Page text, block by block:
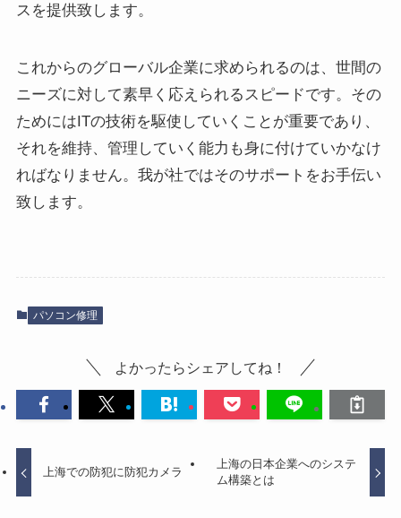
スを提供致します。
これからのグローバル企業に求められるのは、世間の
ニーズに対して素早く応えられるスピードです。その
ためにはITの技術を駆使していくことが重要であり、
それを維持、管理していく能力も身に付けていかなけ
ればなりません。我が社ではそのサポートをお手伝い
致します。
パソコン修理
よかったらシェアしてね！
上海での防犯に防犯カメラ
上海の日本企業へのシステ
ム構築とは